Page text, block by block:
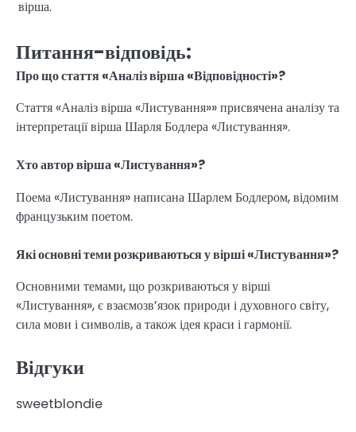
вірша.
Питання-відповідь:
Про що стаття «Аналіз вірша «Відповідності»?
Стаття «Аналіз вірша «Листування»» присвячена аналізу та
інтерпретації вірша Шарля Бодлера «Листування».
Хто автор вірша «Листування»?
Поема «Листування» написана Шарлем Бодлером, відомим
французьким поетом.
Які основні теми розкриваються у вірші «Листування»?
Основними темами, що розкриваються у вірші
«Листування», є взаємозв’язок природи і духовного світу,
сила мови і символів, а також ідея краси і гармонії.
Відгуки
sweetblondie